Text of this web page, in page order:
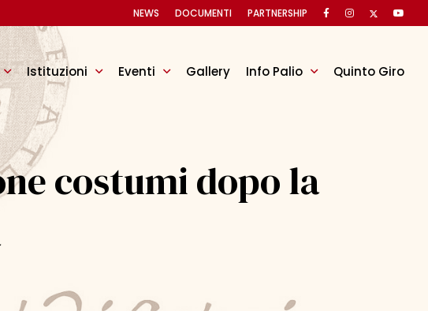
Istituzioni Eventi Gallery Info Palio Quinto Giro
NEWS DOCUMENTI PARTNERSHIP
costumi dopo la